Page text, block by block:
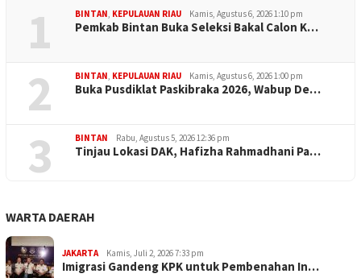
1 BINTAN, KEPULAUAN RIAU Kamis, Agustus 6, 2026 1:10 pm
Pemkab Bintan Buka Seleksi Bakal Calon K…
2 BINTAN, KEPULAUAN RIAU Kamis, Agustus 6, 2026 1:00 pm
Buka Pusdiklat Paskibraka 2026, Wabup De…
3 BINTAN Rabu, Agustus 5, 2026 12:36 pm
Tinjau Lokasi DAK, Hafizha Rahmadhani Pa…
WARTA DAERAH
JAKARTA Kamis, Juli 2, 2026 7:33 pm
Imigrasi Gandeng KPK untuk Pembenahan In…